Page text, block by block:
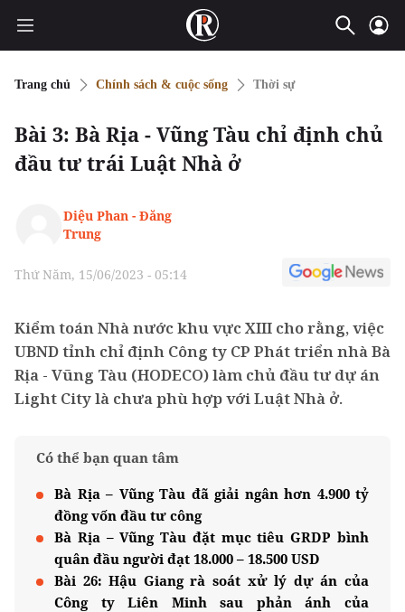
Trang chủ Chính sách & cuộc sống Thời sự
Bài 3: Bà Rịa - Vũng Tàu chỉ định chủ
đầu tư trái Luật Nhà ở
Diệu Phan - Đăng
Trung
Thứ Năm, 15/06/2023 - 05:14
Kiểm toán Nhà nước khu vực XIII cho rằng, việc
UBND tỉnh chỉ định Công ty CP Phát triển nhà Bà
Rịa - Vũng Tàu (HODECO) làm chủ đầu tư dự án
Light City là chưa phù hợp với Luật Nhà ở.
Có thể bạn quan tâm
Bà Rịa – Vũng Tàu đã giải ngân hơn 4.900 tỷ
đồng vốn đầu tư công
Bà Rịa – Vũng Tàu đặt mục tiêu GRDP bình
quân đầu người đạt 18.000 – 18.500 USD
Bài 26: Hậu Giang rà soát xử lý dự án của
Công ty Liên Minh sau phản ánh của